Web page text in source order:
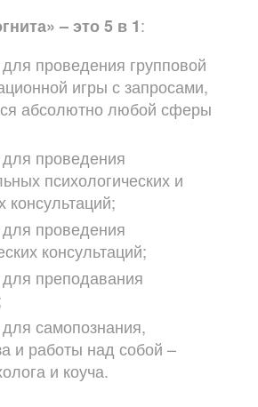
– это 5 в 1:
проведения групповой
игры с запросами,
абсолютно любой сферы
проведения
психологических и
консультаций;
проведения
консультаций;
преподавания
самопознания,
и работы над собой –
и коуча.